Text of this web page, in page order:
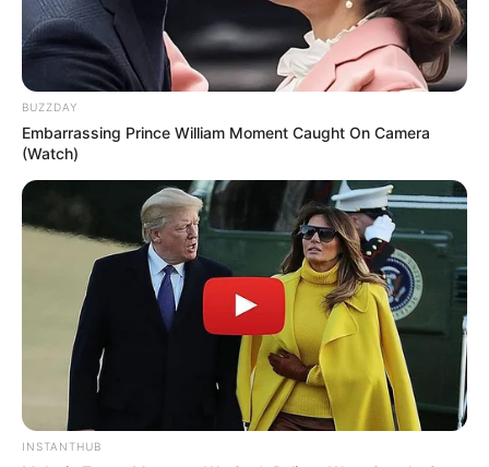
BUZZDAY
Embarrassing Prince William Moment Caught On Camera
(Watch)
INSTANTHUB